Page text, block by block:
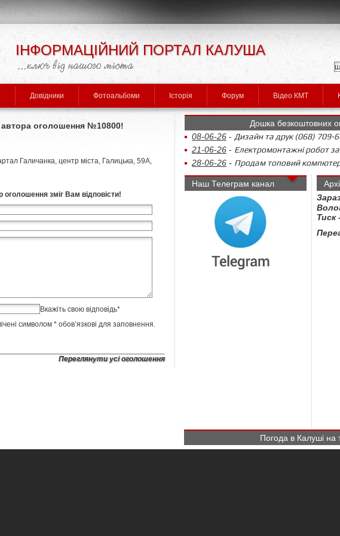
ІНФОРМАЦІЙНИЙ ПОРТАЛ КАЛУША
Довідники Фотоальбоми Історія Форум Відео КМТ
автора оголошення №10800!
Галичанка, центр міста, Галицька, 59А,
оголошення зміг Вам відповісти!
Вкажіть свою відповідь*
символом * обов’язкові для заповнення.
Переглянути усі оголошення
Дошка безкоштовних
08-06-26 - Дизайн та друк (068) 709-
21-06-26 - Електромонтажні робот
28-06-26 - Продам топовий
Наш Телеграм канал
Погода в Калуші на